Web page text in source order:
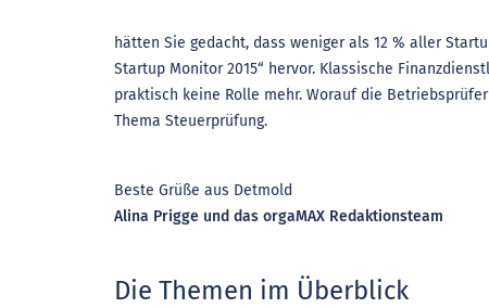
hätten Sie gedacht, dass weniger als 12 % aller
Startup Monitor 2015“ hervor. Klassische
praktisch keine Rolle mehr. Worauf die
Thema Steuerprüfung.
Beste Grüße aus Detmold
Alina Prigge und das orgaMAX Redaktionsteam
Die Themen im Überblick